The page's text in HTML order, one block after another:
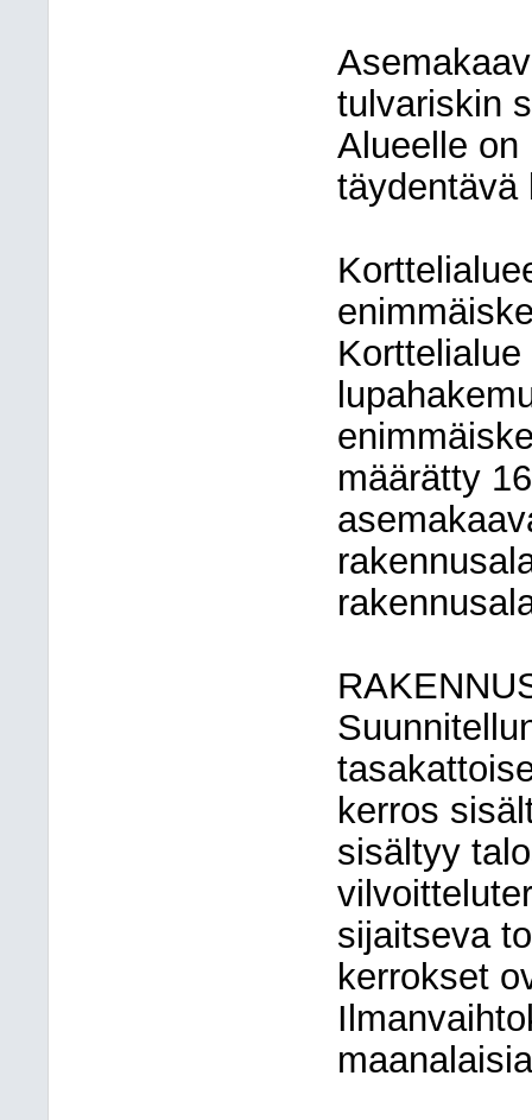
tulvariskin
Alueelle on
täydentävä
määrätty
kerros
sisältyy
sijaitseva
kerrokset